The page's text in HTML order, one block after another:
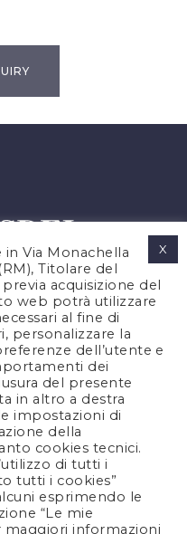
US
Via Monachella
Titolare del
acquisizione del
web potrà utilizzare
al fine di
personalizzare la
dell’utente e
dei
del presente
in altro a destra
impostazioni di
della
cookies tecnici.
di tutti i
tutti i cookies”
esprimendo le
“Le mie
maggiori informazioni
X